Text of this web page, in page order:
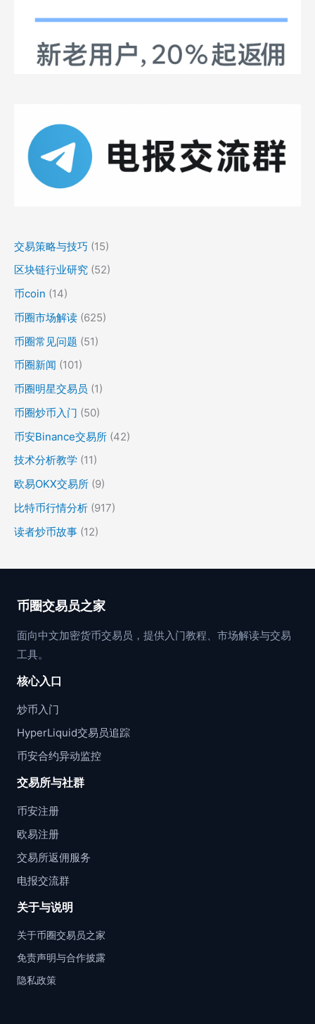
交易策略与技巧 (15)
区块链行业研究 (52)
币coin (14)
币圈市场解读 (625)
币圈常见问题 (51)
币圈新闻 (101)
币圈明星交易员 (1)
币圈炒币入门 (50)
币安Binance交易所 (42)
技术分析教学 (11)
欧易OKX交易所 (9)
比特币行情分析 (917)
读者炒币故事 (12)
币圈交易员之家
面向中文加密货币交易员，提供入门教程、市场解读与交易
工具。
核心入口
炒币入门
HyperLiquid交易员追踪
币安合约异动监控
交易所与社群
币安注册
欧易注册
交易所返佣服务
电报交流群
关于与说明
关于币圈交易员之家
免责声明与合作披露
隐私政策